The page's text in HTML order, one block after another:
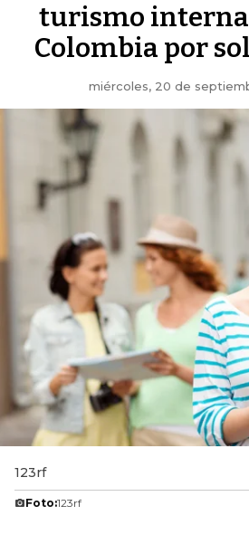
turismo
Colombia por
miércoles, 20 de
123rf
Foto:123rf